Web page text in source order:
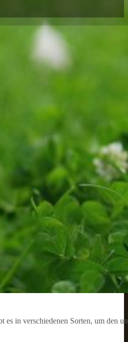
für unsere Hunde eine wahre
möchte ich meine Erfahrungen
das Verhalten von Hunden positiv
habe ich viele verschiedene
weiche Hundeleckerlies
da sie den Trainingsfluss nicht
der richtigen Leckerlies ist auch
Leckerlies herauszuholen, sei es
Was Sind Sie?
ich euch heute über weiche
unserer Hunde zu erfüllen.
Hundeleckerlies
verschiedenen Vorteile von weichen
Hundeleckerlies sind leicht
Durch ihre weiche Konsistenz kann
Viele Hunde bevorzugen den
es in verschiedenen Sorten, um den